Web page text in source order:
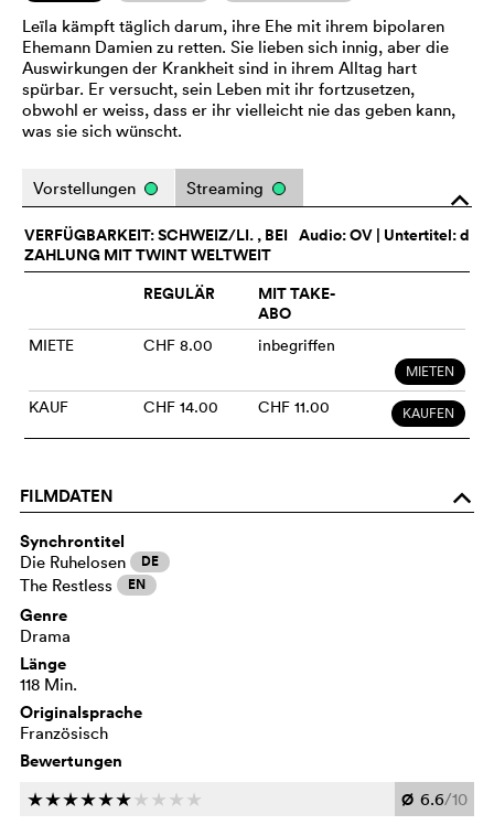
Leïla kämpft täglich darum, ihre Ehe mit ihrem bipolaren
Ehemann Damien zu retten. Sie lieben sich innig, aber die
Auswirkungen der Krankheit sind in ihrem Alltag hart
spürbar. Er versucht, sein Leben mit ihr fortzusetzen,
obwohl er weiss, dass er ihr vielleicht nie das geben kann,
was sie sich wünscht.
o
Vorstellungen Streaming
Audio:OV | Untertitel: d
VERFÜGBARKEIT: SCHWEIZ/LI. , BEI
ZAHLUNG MIT TWINT WELTWEIT
REGULÄR
MIT TAKE-
ABO
MIETE CHF 8.00 inbegriffen
MIETEN
KAUF CHF 14.00 CHF 11.00 KAUFEN
FILMDATEN o
Synchrontitel
Die Ruhelosen DE
The Restless EN
Genre
Drama
Länge
118 Min.
Originalsprache
Französisch
Bewertungen
cccccc c c c c Ø 6.6/10